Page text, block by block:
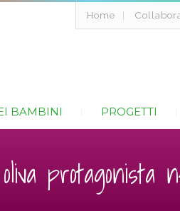
Home
BAMBINI PROGETTI
protagonista